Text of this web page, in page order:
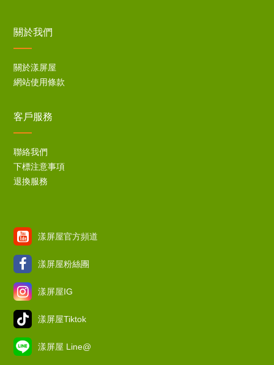
關於我們
關於漾屏屋
網站使用條款
客戶服務
聯絡我們
下標注意事項
退換服務
漾屏屋官方頻道
漾屏屋粉絲團
漾屏屋IG
漾屏屋Tiktok
漾屏屋 Line@